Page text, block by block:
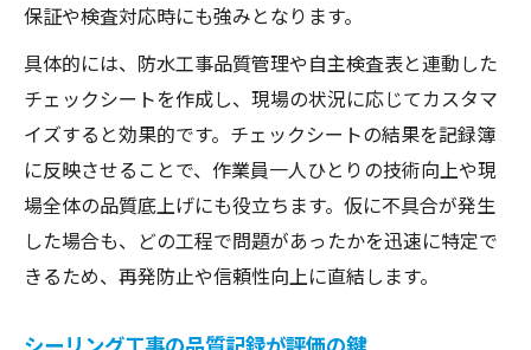
保証や検査対応時にも強みとなります。
具体的には、防水工事品質管理や自主検査表と連動した
チェックシートを作成し、現場の状況に応じてカスタマ
イズすると効果的です。チェックシートの結果を記録簿
に反映させることで、作業員一人ひとりの技術向上や現
場全体の品質底上げにも役立ちます。仮に不具合が発生
した場合も、どの工程で問題があったかを迅速に特定で
きるため、再発防止や信頼性向上に直結します。